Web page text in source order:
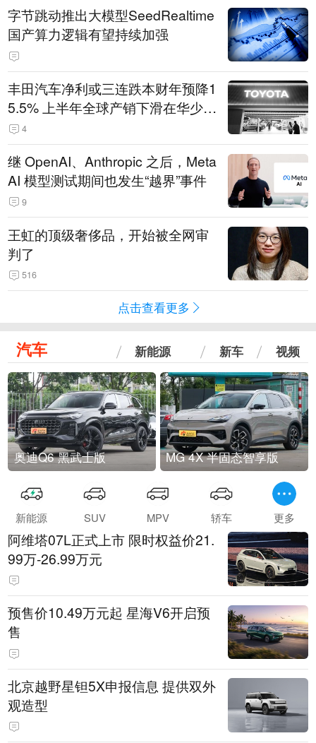
字节跳动推出大模型SeedRealtime
国产算力逻辑有望持续加强
丰田汽车净利或三连跌本财年预降1
5.5% 上半年全球产销下滑在华少卖
14.3万辆
4
继 OpenAI、Anthropic 之后，Meta
AI 模型测试期间也发生“越界”事件
9
王虹的顶级奢侈品，开始被全网审
判了
516
点击查看更多
汽车 新能源 新车 视频
奥迪Q6 黑武士版 MG 4X 半固态智享版
新能源 SUV MPV 轿车 更多
阿维塔07L正式上市 限时权益价21.
99万-26.99万元
预售价10.49万元起 星海V6开启预
售
北京越野星钽5X申报信息 提供双外
观造型